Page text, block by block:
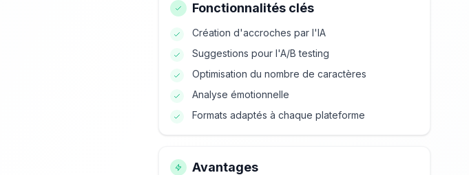
Fonctionnalités clés
Création d'accroches par l'IA
Suggestions pour l'A/B testing
Optimisation du nombre de caractères
Analyse émotionnelle
Formats adaptés à chaque plateforme
Avantages